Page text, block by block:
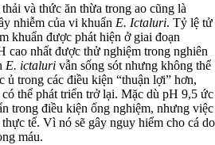
và thức ăn thừa trong ao cũng là
nhiễm của vi khuẩn E. Ictaluri. Tỷ lệ tử
khuẩn được phát hiện ở giai đoạn
cao nhất được thử nghiệm trong nghiên
E. ictaluri vẫn sống sót nhưng không thể
ủ trong các điều kiện “thuận lợi” hơn,
thể phát triển trở lại. Mặc dù pH 9,5 ức
trong điều kiện ống nghiệm, nhưng việc
tế. Vì nó sẽ gây nguy hiểm cho cá do
máu.